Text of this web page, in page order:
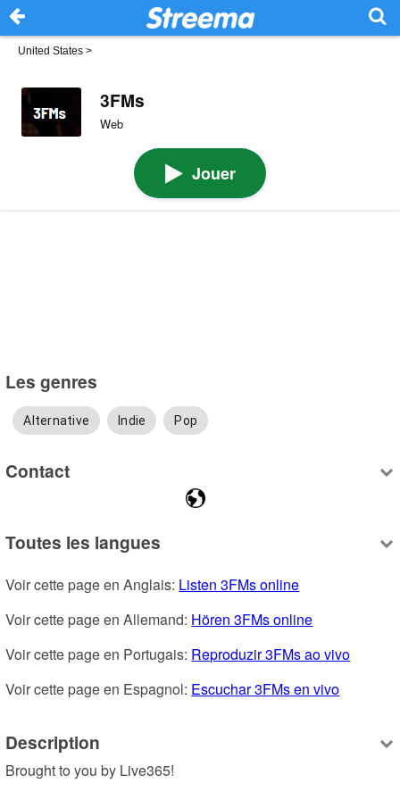
United States >
3FMs
Web
Jouer
Les genres
Alternative Indie Pop
Contact
Toutes les langues
Voir cette page en Anglais: Listen 3FMs online
Voir cette page en Allemand: Hören 3FMs online
Voir cette page en Portugais: Reproduzir 3FMs ao vivo
Voir cette page en Espagnol: Escuchar 3FMs en vivo
Description
Brought to you by Live365!